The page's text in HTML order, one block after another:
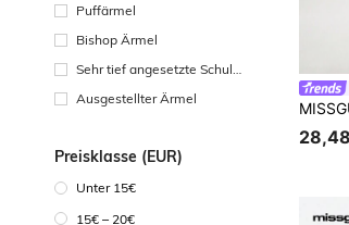
Puffärmel
Bishop Ärmel
Sehr tief angesetzte Schult
Ausgestellter Ärmel
Preisklasse (EUR)
Unter 15€
15€ – 20€